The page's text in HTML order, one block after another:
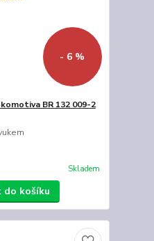
- 6 %
BR 132 009-2
zvukem
Skladem
do košíku